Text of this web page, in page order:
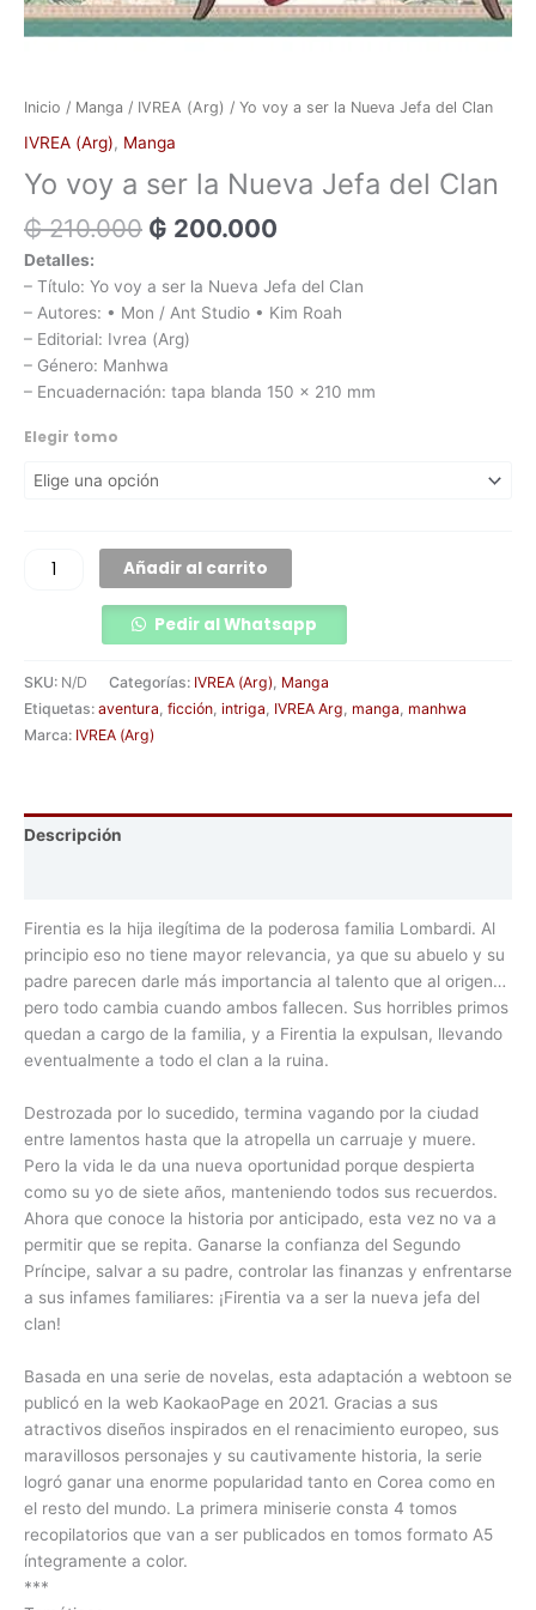
Inicio / Manga / IVREA (Arg) / Yo voy a ser la Nueva Jefa del Clan
IVREA (Arg), Manga
Yo voy a ser la Nueva Jefa del Clan
₲210.000 ₲ 200.000
Detalles:
– Título: Yo voy a ser la Nueva Jefa del Clan
– Autores: • Mon / Ant Studio • Kim Roah
– Editorial: Ivrea (Arg)
– Género: Manhwa
– Encuadernación: tapa blanda 150 x 210 mm
Elegir tomo
Añadir al carrito
Pedir al Whatsapp
SKU: N/D Categorías: IVREA (Arg) Manga
Etiquetas: aventura ficción intriga IVREA Arg manga manhwa
Marca: IVREA (Arg)
Descripción
Firentia es la hija ilegítima de la poderosa familia Lombardi. Al
principio eso no tiene mayor relevancia, ya que su abuelo y su
padre parecen darle más importancia al talento que al origen…
pero todo cambia cuando ambos fallecen. Sus horribles primos
quedan a cargo de la familia, y a Firentia la expulsan, llevando
eventualmente a todo el clan a la ruina.
Destrozada por lo sucedido, termina vagando por la ciudad
entre lamentos hasta que la atropella un carruaje y muere.
Pero la vida le da una nueva oportunidad porque despierta
como su yo de siete años, manteniendo todos sus recuerdos.
Ahora que conoce la historia por anticipado, esta vez no va a
permitir que se repita. Ganarse la confianza del Segundo
Príncipe, salvar a su padre, controlar las finanzas y enfrentarse
a sus infames familiares: ¡Firentia va a ser la nueva jefa del
clan!
Basada en una serie de novelas, esta adaptación a webtoon se
publicó en la web KaokaoPage en 2021. Gracias a sus
atractivos diseños inspirados en el renacimiento europeo, sus
maravillosos personajes y su cautivamente historia, la serie
logró ganar una enorme popularidad tanto en Corea como en
el resto del mundo. La primera miniserie consta 4 tomos
recopilatorios que van a ser publicados en tomos formato A5
íntegramente a color.
***